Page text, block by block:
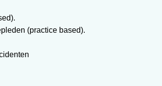
(practice based).